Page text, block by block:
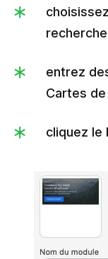
entrez
Cartes
cliquez le